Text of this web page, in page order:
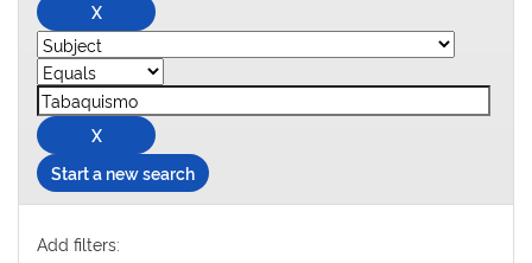
Start a new search
Add filters: